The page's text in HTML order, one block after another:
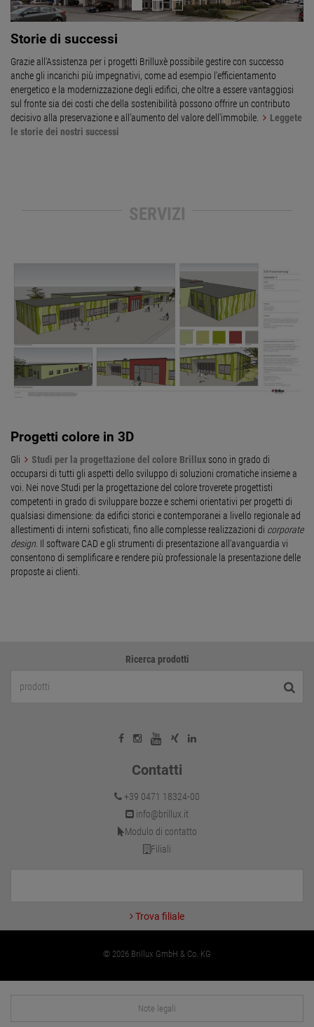
Storie di successi
Grazie all'Assistenza per i progetti Brilluxè possibile gestire con successo
anche gli incarichi più impegnativi, come ad esempio l'efficientamento
energetico e la modernizzazione degli edifici, che oltre a essere vantaggiosi
sul fronte sia dei costi che della sostenibilità possono offrire un contributo
decisivo alla preservazione e all'aumento del valore dell'immobile.
Leggete
le storie dei nostri successi
SERVIZI
Progetti colore in 3D
Gli Studi per la progettazione del colore Brillux sono in grado di
occuparsi di tutti gli aspetti dello sviluppo di soluzioni cromatiche insieme a
voi. Nei nove Studi per la progettazione del colore troverete progettisti
competenti in grado di sviluppare bozze e schemi orientativi per progetti di
qualsiasi dimensione: da edifici storici e contemporanei a livello regionale ad
allestimenti di interni sofisticati, fino alle complesse realizzazioni di corporate
design . Il software CAD e gli strumenti di presentazione all'avanguardia vi
consentono di semplificare e rendere più professionale la presentazione delle
proposte ai clienti.
Ricerca prodotti
Contatti
+39 0471 18324-00
info@brillux.it
Modulo di contatto
Filiali
Trova filiale
© 2026 Brillux GmbH & Co. KG
Note legali